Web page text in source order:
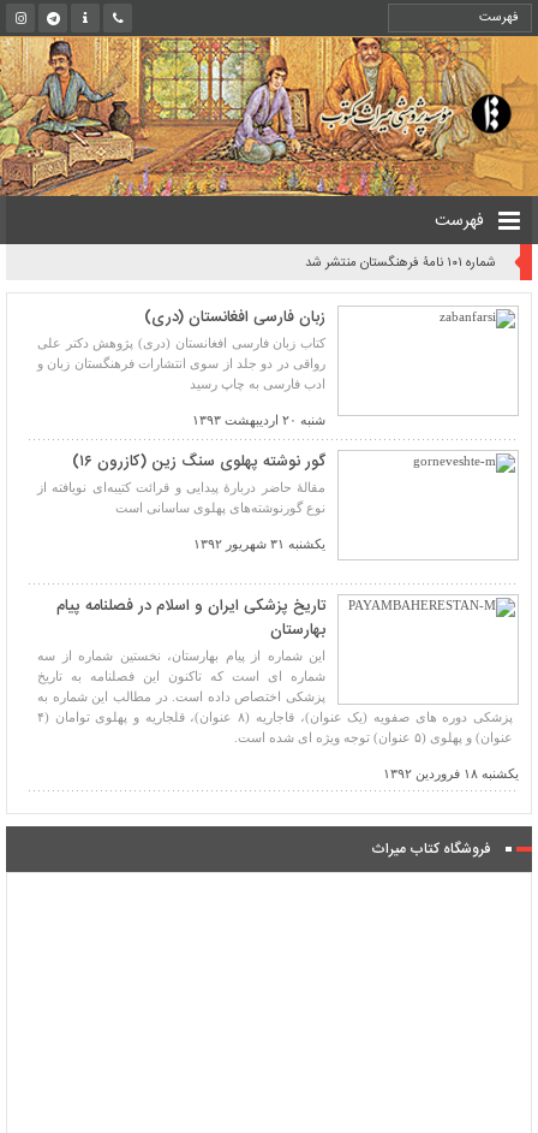
فهرست
شماره ۱۰۱ نامۀ فرهنگستان منتشر شد
زبان فارسی افغانستان (دری)
کتاب زبان فارسی افغانستان (دری) پژوهش دکتر علی
رواقی در دو جلد از سوی انتشارات فرهنگستان زبان و
ادب فارسی به چاپ رسید
شنبه ۲۰ اردیبهشت ۱۳۹۳
گور نوشته پهلوی سنگ ‌زین (کازرون ۱۶)
مقالۀ حاضر دربارۀ پیدایی و قرائت کتیبه‌ای نویافته از
نوع گورنوشته‌های پهلوی ساسانی است
یکشنبه ۳۱ شهریور ۱۳۹۲
تاریخ پزشکی ایران و اسلام در فصلنامه پیام
بهارستان
این شماره از پیام بهارستان، نخستین شماره از سه
شماره ای است که تاکنون این فصلنامه به تاریخ
پزشکی اختصاص داده است. در مطالب این شماره به
پزشکی دوره های صفویه (یک عنوان)، قاجاریه (۸ عنوان)، قلجاریه و پهلوی توامان (۴
عنوان) و پهلوی (۵ عنوان) توجه ویژه ای شده است.
یکشنبه ۱۸ فروردین ۱۳۹۲
فروشگاه کتاب میراث